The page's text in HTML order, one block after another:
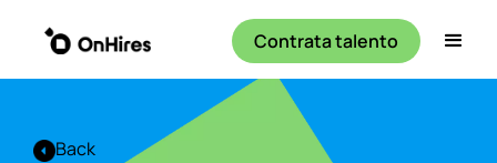
Contrata talento
Back